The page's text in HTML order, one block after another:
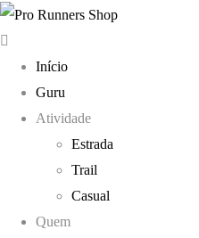
Início
Guru
Atividade
Estrada
Trail
Casual
Quem